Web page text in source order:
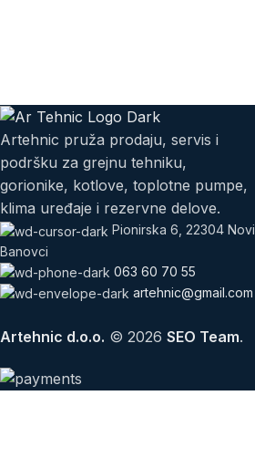
Artehnic pruža prodaju, servis i
podršku za grejnu tehniku,
gorionike, kotlove, toplotne pumpe,
klima uređaje i rezervne delove.
Pionirska 6, 22304 Novi
Banovci
063 60 70 55
artehnic@gmail.com
Artehnic d.o.o. © 2026 SEO Team.